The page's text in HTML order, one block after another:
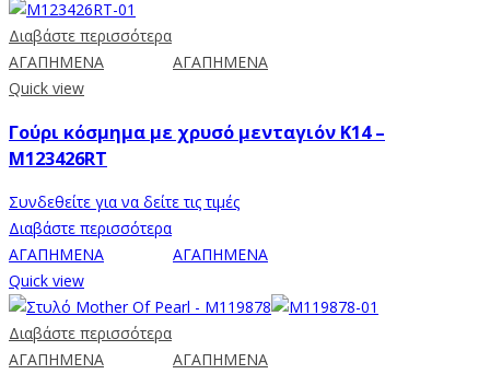
Διαβάστε περισσότερα
ΑΓΑΠΗΜΕΝΑ
ΑΓΑΠΗΜΕΝΑ
Quick view
Γούρι κόσμημα με χρυσό μενταγιόν Κ14 –
M123426RT
Συνδεθείτε για να δείτε τις τιμές
Διαβάστε περισσότερα
ΑΓΑΠΗΜΕΝΑ
ΑΓΑΠΗΜΕΝΑ
Quick view
Διαβάστε περισσότερα
ΑΓΑΠΗΜΕΝΑ
ΑΓΑΠΗΜΕΝΑ